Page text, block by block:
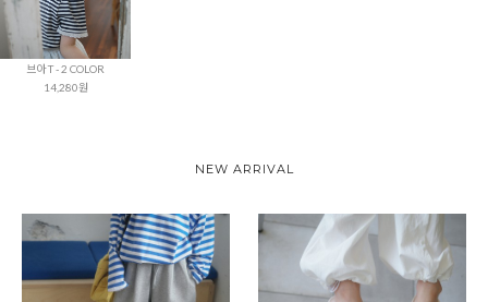
브아 T - 2 COLOR
14,280원
NEW ARRIVAL